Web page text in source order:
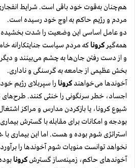
هم‌چنان به‌قوت خود باقی است. شرایط
مردم و رژیم حاکم به ‌اوج خود رسیده است.
دو عامل اساسی این وضعیت را شدت بخشیده
همه‌گیر کرونا که مردم سیاست جنایتکارانه
و از دست رفتن جان‌ها به چشم می‌بینند و
بخش عظیمی از جامعه به ‌گرسنگی و ناداری.
آخوندها می‌خواهند کرونا را سپربلای رژیم
اجساد، خطر سرنگونی را خنثی کنند.
شیوع کرونا، یا بازکردن مدارس و مراکز
بودجه و امکانات برای مقابله با گسترش
نخواهد توانست منویات شوم آخوندها را
آخوندهای حاکم، زمینه‌ساز گسترش کرونا